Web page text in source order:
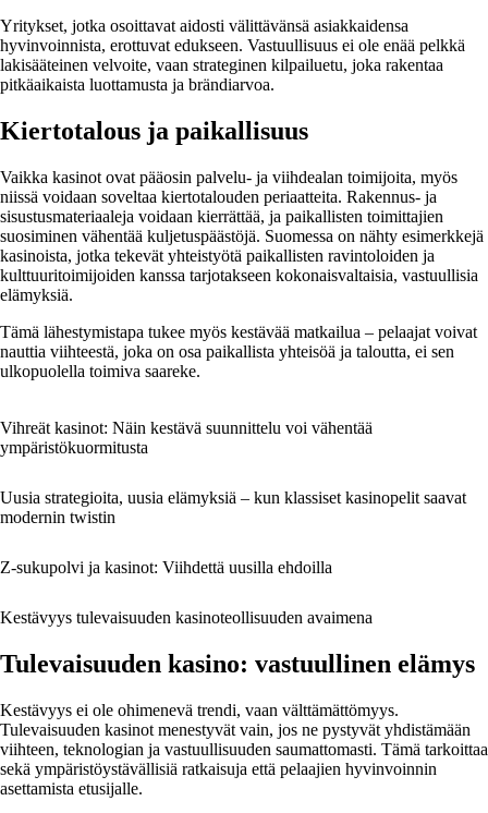
Yritykset, jotka osoittavat aidosti välittävänsä asiakkaidensa
hyvinvoinnista, erottuvat edukseen. Vastuullisuus ei ole enää pelkkä
lakisääteinen velvoite, vaan strateginen kilpailuetu, joka rakentaa
pitkäaikaista luottamusta ja brändiarvoa.
Kiertotalous ja paikallisuus
Vaikka kasinot ovat pääosin palvelu- ja viihdealan toimijoita, myös
niissä voidaan soveltaa kiertotalouden periaatteita. Rakennus- ja
sisustusmateriaaleja voidaan kierrättää, ja paikallisten toimittajien
suosiminen vähentää kuljetuspäästöjä. Suomessa on nähty esimerkkejä
kasinoista, jotka tekevät yhteistyötä paikallisten ravintoloiden ja
kulttuuritoimijoiden kanssa tarjotakseen kokonaisvaltaisia, vastuullisia
elämyksiä.
Tämä lähestymistapa tukee myös kestävää matkailua – pelaajat voivat
nauttia viihteestä, joka on osa paikallista yhteisöä ja taloutta, ei sen
ulkopuolella toimiva saareke.
Vihreät kasinot: Näin kestävä suunnittelu voi vähentää
ympäristökuormitusta
Uusia strategioita, uusia elämyksiä – kun klassiset kasinopelit saavat
modernin twistin
Z-sukupolvi ja kasinot: Viihdettä uusilla ehdoilla
Kestävyys tulevaisuuden kasinoteollisuuden avaimena
Tulevaisuuden kasino: vastuullinen elämys
Kestävyys ei ole ohimenevä trendi, vaan välttämättömyys.
Tulevaisuuden kasinot menestyvät vain, jos ne pystyvät yhdistämään
viihteen, teknologian ja vastuullisuuden saumattomasti. Tämä tarkoittaa
sekä ympäristöystävällisiä ratkaisuja että pelaajien hyvinvoinnin
asettamista etusijalle.